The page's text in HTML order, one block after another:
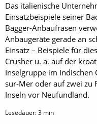
Das italienische
Einsatzbeispiele seiner
Bagger-Anbaufräsen
Anbaugeräte gerade an
Einsatz – Beispiele für
Crusher u. a. auf der
Inselgruppe im Indischen
sur-Mer oder auf zwei zu
Inseln vor Neufundland.
Lesedauer:3 min